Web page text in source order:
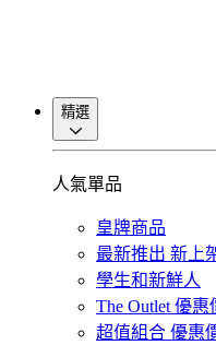
精選
人氣單品
皇牌商品
最新推出 新上
學生和新鮮人
The Outlet 優惠
超值組合 優惠